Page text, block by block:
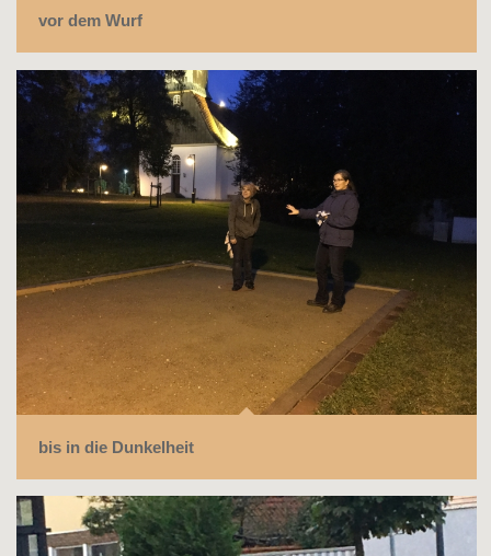
vor dem Wurf
bis in die Dunkelheit